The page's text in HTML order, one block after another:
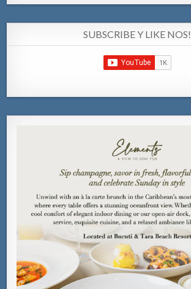
SUBSCRIBE Y LIKE NOS!